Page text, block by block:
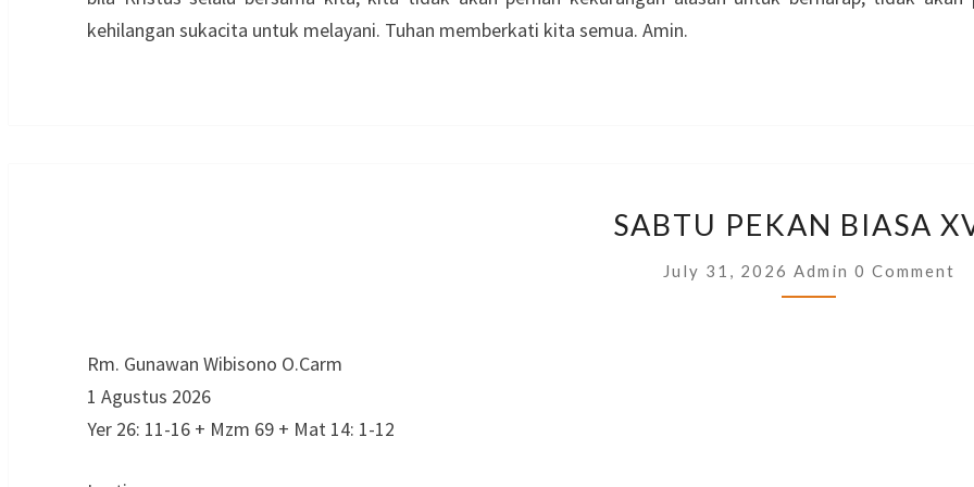
kehilangan sukacita untuk melayani. Tuhan memberkati kita semua. Amin.
PEKAN
BIASA
XVII
SABTU PEKAN BIASA
July 31, 2026 Admin Comments
0 Comment
Rm. Gunawan Wibisono O.Carm
1 Agustus 2026
Yer 26: 11-16 + Mzm 69 + Mat 14: 1-12